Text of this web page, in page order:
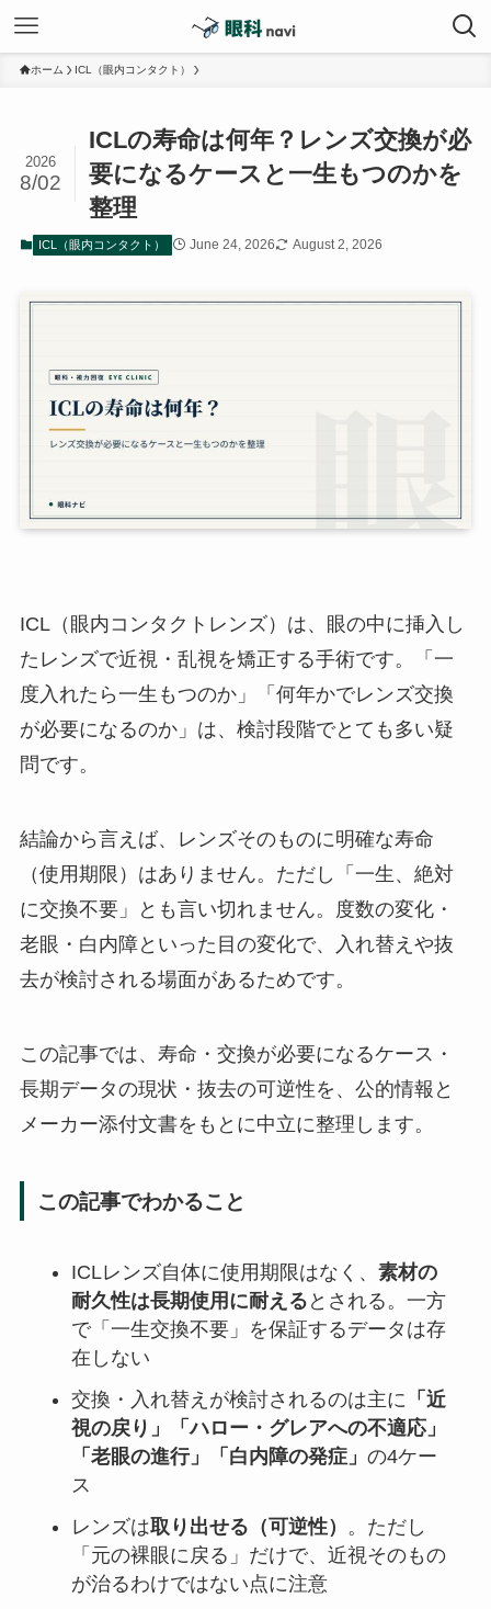
ホーム ICL（眼内コンタクト）
ICLの寿命は何年？レンズ交換が必
要になるケースと一生もつのかを
整理
2026
8/02
ICL（眼内コンタクト） June 24, 2026 August 2, 2026
ICL（眼内コンタクトレンズ）は、眼の中に挿入し
たレンズで近視・乱視を矯正する手術です。「一
度入れたら一生もつのか」「何年かでレンズ交換
が必要になるのか」は、検討段階でとても多い疑
問です。
結論から言えば、レンズそのものに明確な寿命
（使用期限）はありません。ただし「一生、絶対
に交換不要」とも言い切れません。度数の変化・
老眼・白内障といった目の変化で、入れ替えや抜
去が検討される場面があるためです。
この記事では、寿命・交換が必要になるケース・
長期データの現状・抜去の可逆性を、公的情報と
メーカー添付文書をもとに中立に整理します。
この記事でわかること
ICLレンズ自体に使用期限はなく、 素材の
耐久性は長期使用に耐える とされる。一方
で「一生交換不要」を保証するデータは存
在しない
交換・入れ替えが検討されるのは主に 「近
視の戻り」「ハロー・グレアへの不適応」
「老眼の進行」「白内障の発症」 の4ケー
ス
レンズは取り出せる（可逆性）
。ただし
「元の裸眼に戻る」だけで、近視そのもの
が治るわけではない点に注意